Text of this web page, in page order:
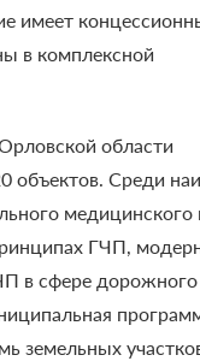
имеет
в комплексной
области
объектов.Среди
медицинского
ГЧП,
в сфере дорожного
земельных